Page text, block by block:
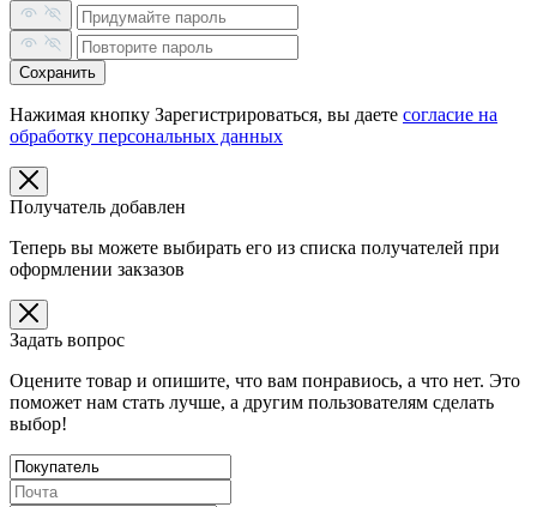
Сохранить
Нажимая кнопку Зарегистрироваться, вы даете согласие на
обработку персональных данных
Получатель добавлен
Теперь вы можете выбирать его из списка получателей при
оформлении закзазов
Задать вопрос
Оцените товар и опишите, что вам понравиось, а что нет. Это
поможет нам стать лучше, а другим пользователям сделать
выбор!